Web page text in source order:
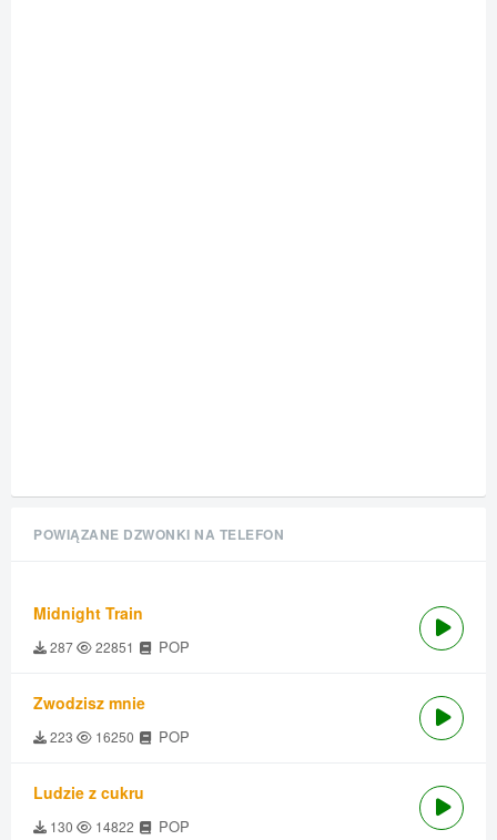
POWIĄZANE DZWONKI NA TELEFON
Midnight Train
287 22851 POP
Zwodzisz mnie
223 16250 POP
Ludzie z cukru
130 14822 POP